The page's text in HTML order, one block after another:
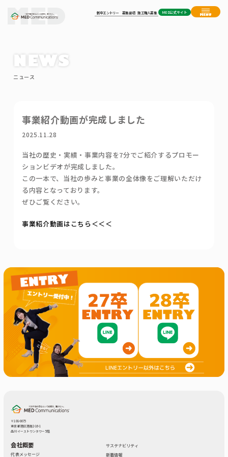
新卒エントリー 募集要項 施工職人募集 MED公式サイト
NEWS
ニュース
事業紹介動画が完成しました
2025.11.28
当社の歴史・実績・事業内容を7分でご紹介するプロモー
ションビデオが完成しました。
この一本で、当社の歩みと事業の全体像をご理解いただけ
る内容となっております。
ぜひご覧ください。
事業紹介動画はこちら＜＜＜
〒108-0075
東京都港区港南2-16-1
品川イーストワンタワー 5階
会社概要
代表メッセージ
サステナビリティ
新着情報